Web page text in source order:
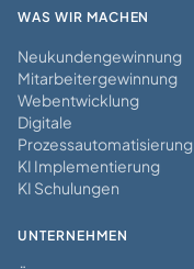
WAS WIR MACHEN
Neukundengewinnung
Mitarbeitergewinnung
Webentwicklung
Digitale
Prozessautomatisierung
KI Implementierung
KI Schulungen
UNTERNEHMEN